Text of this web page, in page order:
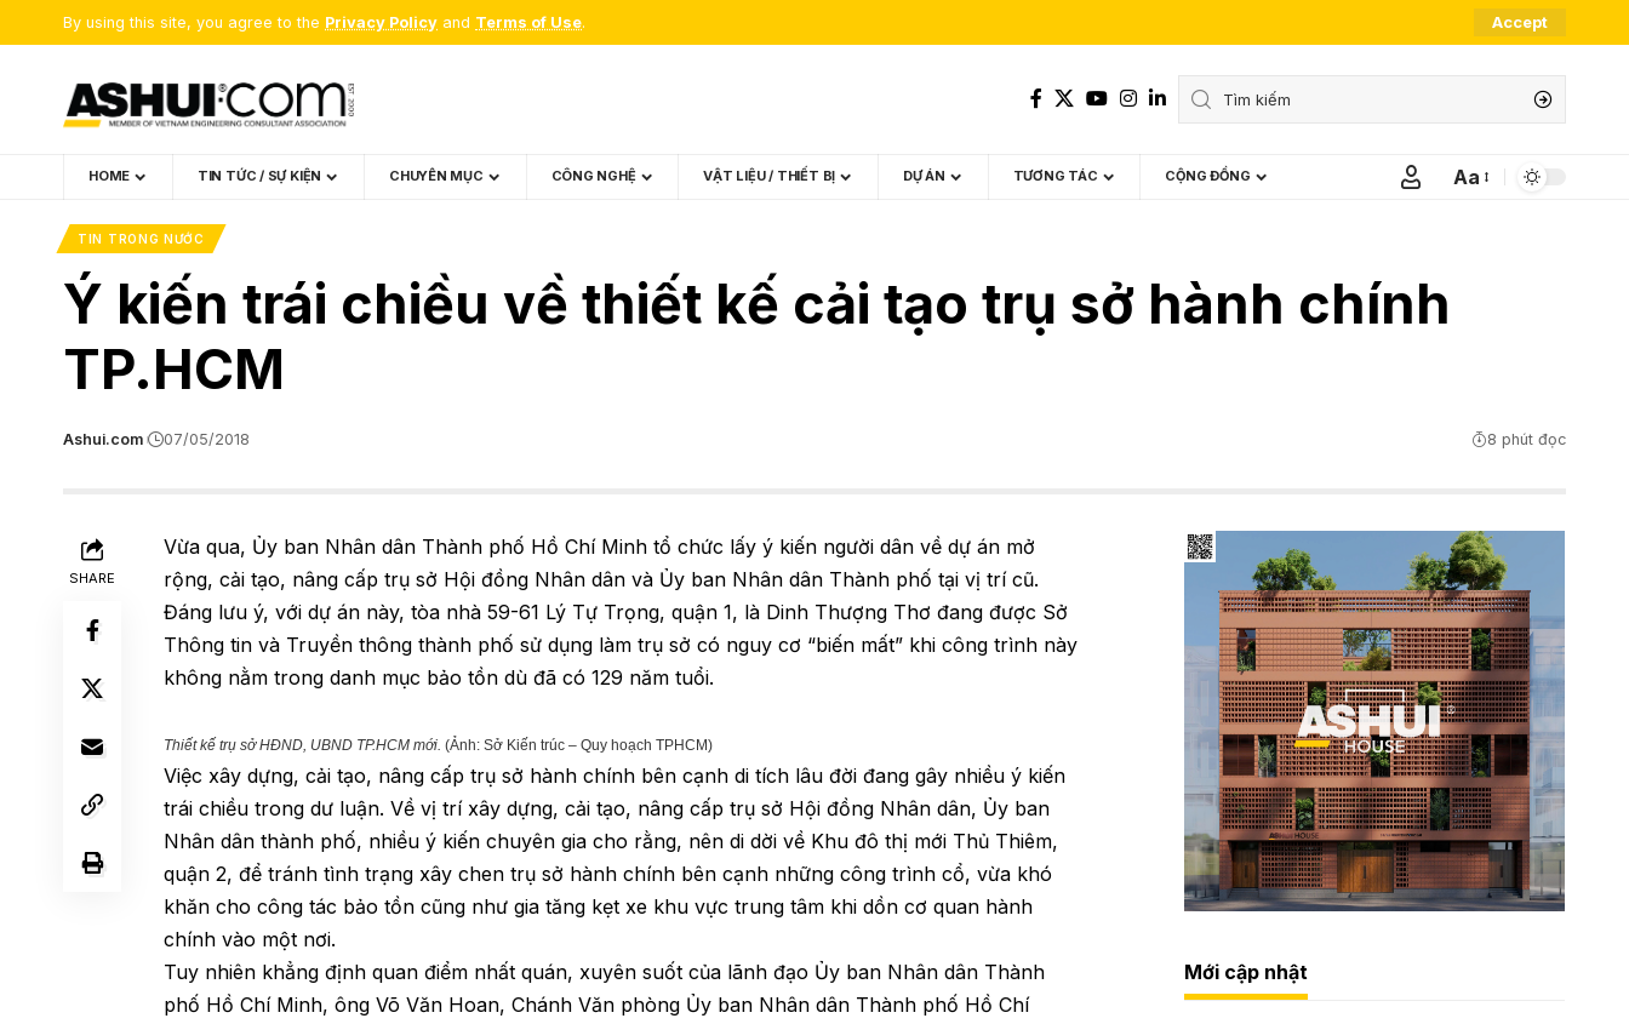
By using this site, you agree to the Privacy Policy and Terms of Use. Accept
HOME TIN TỨC / SỰ KIỆN CHUYÊN MỤC CÔNG NGHỆ VẬT LIỆU / THIẾT BỊ DỰ ÁN TƯƠNG TÁC CỘNG ĐỒNG
Font
Aa
TIN TRONG NƯỚC
Ý kiến trái chiều về thiết kế cải tạo trụ sở hành chính
TP.HCM
Ashui.com 07/05/2018 8 phút đọc
SHARE
Vừa qua, Ủy ban Nhân dân Thành phố Hồ Chí Minhtổ chức lấy ý kiến người dân về dự án mở
rộng, cải tạo, nâng cấp trụ sở Hội đồng Nhân dân và Ủy ban Nhân dân Thành phố tại vị trí cũ.
Đáng lưu ý, với dự án này, tòa nhà 59-61 Lý Tự Trọng, quận 1, là Dinh Thượng Thơ đang được Sở
Thông tin và Truyền thông thành phố sử dụng làm trụ sở có nguy cơ “biến mất” khi công trình này
không nằm trong danh mục bảo tồn dù đã có 129 năm tuổi.
Thiết kế trụ sở HĐND, UBND TP.HCM mới. (Ảnh: Sở Kiến trúc – Quy hoạch TPHCM)
Việc xây dựng, cải tạo, nâng cấp trụ sở hành chính bên cạnh di tích lâu đời đang gây nhiều ý kiến
trái chiều trong dư luận. Về vị trí xây dựng, cải tạo, nâng cấp trụ sở Hội đồng Nhân dân, Ủy ban
Nhân dân thành phố, nhiều ý kiến chuyên gia cho rằng, nên di dời về Khu đô thị mới Thủ Thiêm,
quận 2, để tránh tình trạng xây chen trụ sở hành chính bên cạnh những công trình cổ, vừa khó
khăn cho công tác bảo tồn cũng như gia tăng kẹt xe khu vực trung tâm khi dồn cơ quan hành
chính vào một nơi.
Tuy nhiên khẳng định quan điểm nhất quán, xuyên suốt của lãnh đạo Ủy ban Nhân dân Thành
phố Hồ Chí Minh, ông Võ Văn Hoan, Chánh Văn phòng Ủy ban Nhân dân Thành phố Hồ Chí
Mới cập nhật